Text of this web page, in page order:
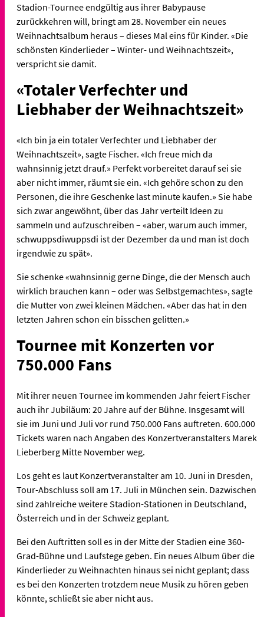
Stadion-Tournee endgültig aus ihrer Babypause
zurückkehren will, bringt am 28. November ein neues
Weihnachtsalbum heraus – dieses Mal eins für Kinder. «Die
schönsten Kinderlieder – Winter- und Weihnachtszeit»,
verspricht sie damit.
«Totaler Verfechter und
Liebhaber der Weihnachtszeit»
«Ich bin ja ein totaler Verfechter und Liebhaber der
Weihnachtszeit», sagte Fischer. «Ich freue mich da
wahnsinnig jetzt drauf.» Perfekt vorbereitet darauf sei sie
aber nicht immer, räumt sie ein. «Ich gehöre schon zu den
Personen, die ihre Geschenke last minute kaufen.» Sie habe
sich zwar angewöhnt, über das Jahr verteilt Ideen zu
sammeln und aufzuschreiben – «aber, warum auch immer,
schwuppsdiwuppsdi ist der Dezember da und man ist doch
irgendwie zu spät».
Sie schenke «wahnsinnig gerne Dinge, die der Mensch auch
wirklich brauchen kann – oder was Selbstgemachtes», sagte
die Mutter von zwei kleinen Mädchen. «Aber das hat in den
letzten Jahren schon ein bisschen gelitten.»
Tournee mit Konzerten vor
750.000 Fans
Mit ihrer neuen Tournee im kommenden Jahr feiert Fischer
auch ihr Jubiläum: 20 Jahre auf der Bühne. Insgesamt will
sie im Juni und Juli vor rund 750.000 Fans auftreten. 600.000
Tickets waren nach Angaben des Konzertveranstalters Marek
Lieberberg Mitte November weg.
Los geht es laut Konzertveranstalter am 10. Juni in Dresden,
Tour-Abschluss soll am 17. Juli in München sein. Dazwischen
sind zahlreiche weitere Stadion-Stationen in Deutschland,
Österreich und in der Schweiz geplant.
Bei den Auftritten soll es in der Mitte der Stadien eine 360-
Grad-Bühne und Laufstege geben. Ein neues Album über die
Kinderlieder zu Weihnachten hinaus sei nicht geplant; dass
es bei den Konzerten trotzdem neue Musik zu hören geben
könnte, schließt sie aber nicht aus.